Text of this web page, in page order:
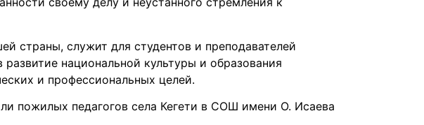
страны, служит для студентов и преподавателей
национальной культуры и образования
и профессиональных целей.
пожилых педагогов села Кегети в СОШ имени О. Исаева